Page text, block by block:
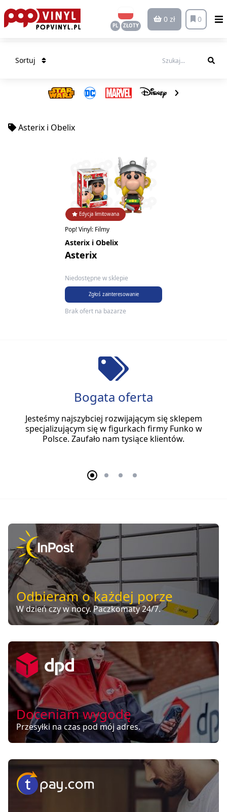
PL ZŁOTY
0 zł 0
Sortuj
Asterix i Obelix
Edycja limitowana
Pop! Vinyl: Filmy
Asterix i Obelix
Asterix
Niedostępne w sklepie
Zgłoś zainteresowanie
Brak ofert na bazarze
Bogata oferta
Jesteśmy najszybciej rozwijającym się sklepem
specjalizującym się w figurkach firmy Funko w
Polsce. Zaufało nam tysiące klientów.
Odbieram o każdej porze
W dzień czy w nocy. Paczkomaty 24/7.
Doceniam wygodę
Przesyłki na czas pod mój adres.